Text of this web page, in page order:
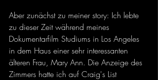
Aber zunächst zu meiner story: Ich lebte
zu dieser Zeit während meines
Dokumentarfilm Studiums in Los Angeles
in dem Haus einer sehr interessanten
älteren Frau, Mary Ann. Die Anzeige des
Zimmers hatte ich auf Craig's List